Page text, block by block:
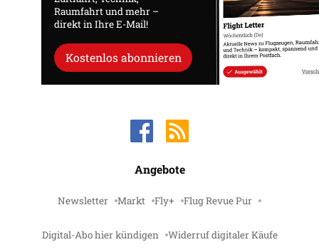
Raumfahrt und mehr –
direkt in Ihre E-Mail!
Kostenlos abonnieren
Angebote
Newsletter Markt Fly+ Flug Revue Pur
Digital-Abo hier kündigen Widerruf digitaler Käufe